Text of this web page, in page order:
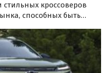
кроссоверов
способных быть